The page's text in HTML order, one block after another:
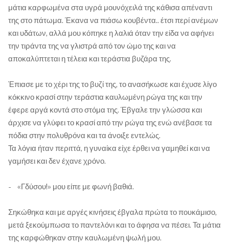
μάτια καρφωμένα στα υγρά μουνόχειλά της κάθισα απέναντι
της στο πάτωμα. Έκανα να πιάσω κουβέντα.. έτσι περί ανέμων
και υδάτων, αλλά μου κόπηκε η λαλιά όταν την είδα να αφήνει
την τιράντα της να γλιστρά από τον ώμο της και να
αποκαλύπτεται η τέλεια και τεράστια βυζάρα της.
Έπιασε με το χέρι της το βυζί της, το ανασήκωσε και έχυσε λίγο
κόκκινο κρασί στην τεράστια καυλωμένη ρώγα της και την
έφερε αργά κοντά στο στόμα της. Έβγαλε την γλώσσα και
άρχισε να γλύφει το κρασί από την ρώγα της ενώ ανέβασε τα
πόδια στην πολυθρόνα και τα άνοιξε εντελώς.
Τα λόγια ήταν περιττά, η γυναίκα είχε έρθει να γαμηθεί και να
γαμήσει και δεν έχανε χρόνο.
- «Γδύσου!» μου είπε με φωνή βαθιά.
Σηκώθηκα και με αργές κινήσεις έβγαλα πρώτα το πουκάμισο,
μετά ξεκούμπωσα το παντελόνι και το άφησα να πέσει. Τα μάτια
της καρφώθηκαν στην καυλωμένη ψωλή μου.